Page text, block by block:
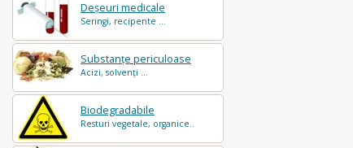
Deșeuri medicale
Seringi, recipente ...
Substanțe periculoase
Acizi, solvenți ...
Biodegradabile
Resturi vegetale, organice..